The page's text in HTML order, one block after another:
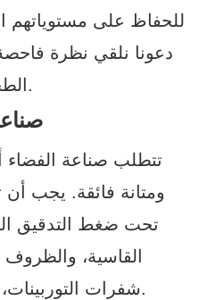
دعونا نلقي نظرة
الطحن المتطورة في الصناعة.
1.
تتطلب صناعة الفضاء
ومتانة فائقة. يجب
تحت ضغط التدقيق
القاسية، والظروف
شفرات التوربينات، والهياكل الإطارية، وغيرها.